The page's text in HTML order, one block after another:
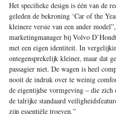
Het specifieke design is één van de
geleden de bekroning ‘Car of the
kleinere versie van een ander
marketingmanager bij Volvo
met een eigen identiteit. In
ontegensprekelijk kleiner, maar dat
passagier niet. De wagen is heel
nooit de indruk over te weinig
de eigentijdse vormgeving – die
de talrijke standaard
zijn essentiële troeven.”